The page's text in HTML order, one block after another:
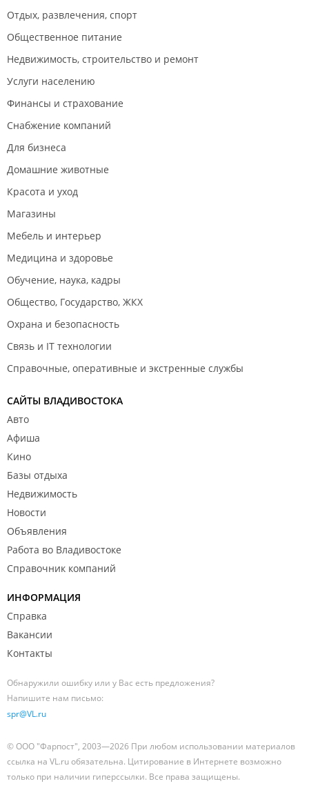
Отдых, развлечения, спорт
Общественное питание
Недвижимость, строительство и ремонт
Услуги населению
Финансы и страхование
Снабжение компаний
Для бизнеса
Домашние животные
Красота и уход
Магазины
Мебель и интерьер
Медицина и здоровье
Обучение, наука, кадры
Общество, Государство, ЖКХ
Охрана и безопасность
Связь и IT технологии
Справочные, оперативные и экстренные службы
САЙТЫ ВЛАДИВОСТОКА
Авто
Афиша
Кино
Базы отдыха
Недвижимость
Новости
Объявления
Работа во Владивостоке
Справочник компаний
ИНФОРМАЦИЯ
Справка
Вакансии
Контакты
Обнаружили ошибку или у Вас есть предложения?
Напишите нам письмо:
spr@VL.ru
© ООО "Фарпост", 2003—2026 При любом использовании материалов
ссылка на VL.ru обязательна. Цитирование в Интернете возможно
только при наличии гиперссылки. Все права защищены.